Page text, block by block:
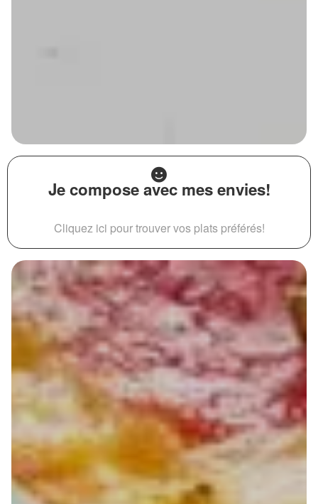
Je compose avec mes envies!
Cliquez ici pour trouver vos plats préférés!